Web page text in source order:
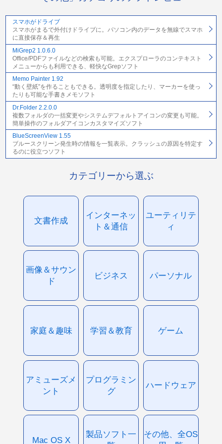
スマホがドライブ
スマホがまるで外付けドライブに。パソコン内のデータを無線でスマホ
に直接保存＆再生
MiGrep2 1.0.6.0
Office/PDFファイルなどの検索も可能。エクスプローラのコンテキスト
メニューからも利用できる、軽快なGrepソフト
Memo Painter 1.92
“動く壁紙”を作ることもできる。透明度を指定したり、マーカーを使っ
たりも可能な手書きメモソフト
Dr.Folder 2.2.0.0
複数フォルダの一括変更やシステムデフォルトアイコンの変更も可能。
簡単操作のフォルダアイコンカスタマイズソフト
BlueScreenView 1.55
ブルースクリーン発生時の情報を一覧表示。クラッシュの原因を特定す
るのに役立つソフト
カテゴリーから選ぶ
文書作成
インターネッ
ト＆通信
ユーティリテ
ィ
画像＆サウン
ド
ビジネス パーソナル
家庭＆趣味 学習＆教育 ゲーム
アミューズメ
ント
プログラミン
グ
ハードウェア
Mac OS X
製品ソフト一
その他、全OS